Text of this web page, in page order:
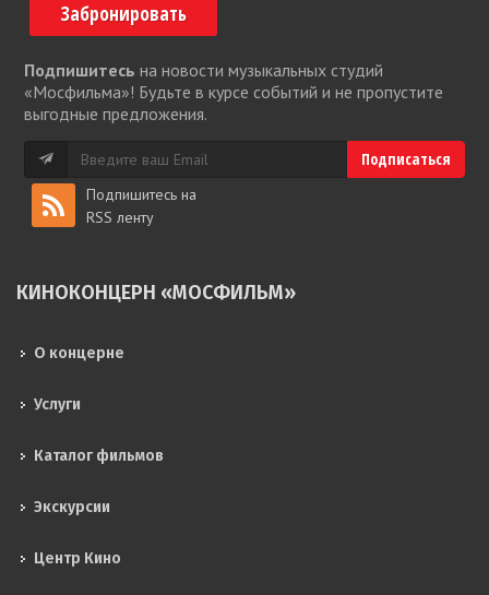
Забронировать
Подпишитесь на новости музыкальных студий
«Мосфильма»! Будьте в курсе событий и не пропустите
выгодные предложения.
Подпишитесь на
RSS ленту
КИНОКОНЦЕРН «МОСФИЛЬМ»
О концерне
Услуги
Каталог фильмов
Экскурсии
Центр Кино